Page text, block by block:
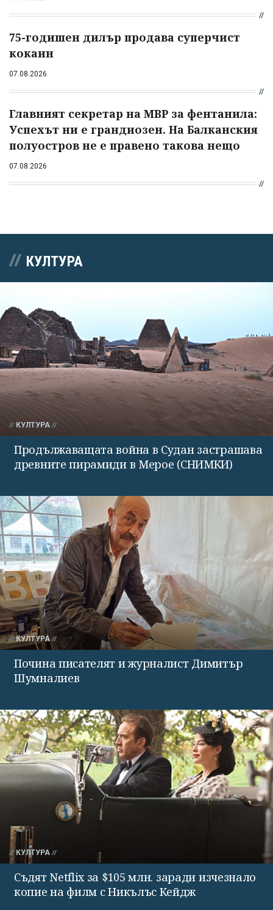
75-годишен дилър продава суперчист
кокаин
07.08.2026
Главният секретар на МВР за фентанила:
Успехът ни е грандиозен. На Балканския
полуостров не е правено такова нещо
07.08.2026
КУЛТУРА
КУЛТУРА
Продължаващата война в Судан застрашава
древните пирамиди в Мерое (СНИМКИ)
КУЛТУРА
Почина писателят и журналист Димитър
Шумналиев
КУЛТУРА
Съдят Netflix за $105 млн. заради изчезнало
копие на филм с Никълъс Кейдж